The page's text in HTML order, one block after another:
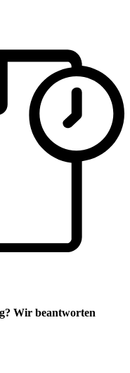
Wir beantworten